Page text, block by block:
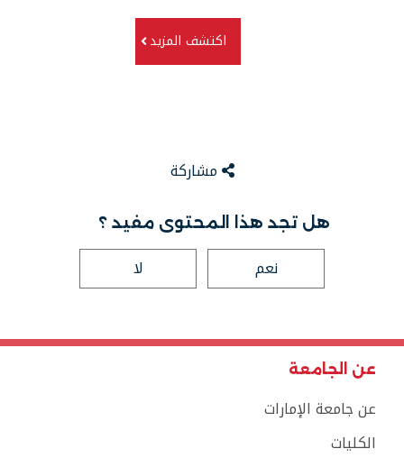
اكتشف المزيد
مشاركة
هل تجد هذا المحتوى مفيد ؟
نعم لا
عن الجامعة
عن جامعة الإمارات
الكليات